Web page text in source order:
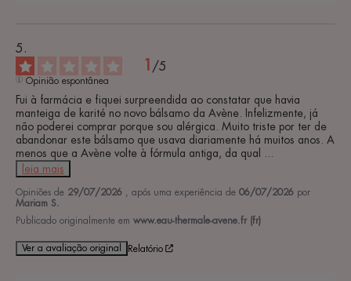
1 /5
Opinião espontânea
Fui à farmácia e fiquei surpreendida ao constatar que havia
manteiga de karité no novo bálsamo da Avène. Infelizmente, já
não poderei comprar porque sou alérgica. Muito triste por ter de
abandonar este bálsamo que usava diariamente há muitos anos. A
menos que a Avène volte à fórmula antiga, da qual
leia mais
Opiniões de 29/07/2026 , após uma experiência de 06/07/2026 por
Mariam S.
Publicado originalmente em www.eau-thermale-avene.fr (fr)
Ver a avaliação original Relatório